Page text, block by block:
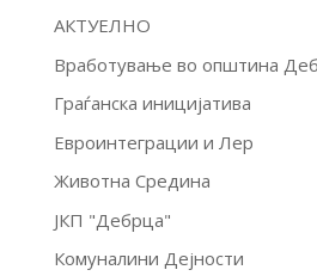
АКТУЕЛНО
Вработување во општина
Граѓанска иницијатива
Евроинтеграции и Лер
Животна Средина
ЈКП "Дебрца"
Комуналини Дејности